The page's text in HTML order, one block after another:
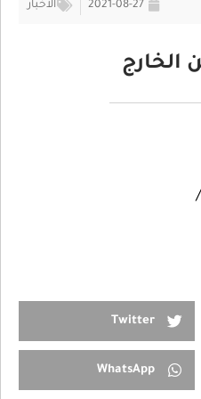
2021-08-27 الأخبار
Twitter
WhatsApp